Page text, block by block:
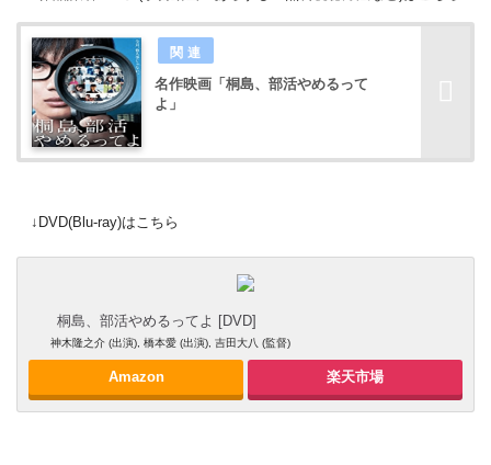
名作映画「桐島、部活やめるって
よ」
↓DVD(Blu-ray)はこちら
桐島、部活やめるってよ [DVD]
神木隆之介 (出演), 橋本愛 (出演), 吉田大八 (監督)
Amazon 楽天市場